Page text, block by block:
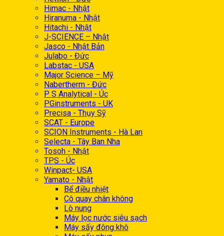
Himac - Nhật
Hiranuma - Nhật
Hitachi - Nhật
J-SCIENCE – Nhật
Jasco - Nhật Bản
Julabo - Đức
Labstac - USA
Major Science – Mỹ
Nabertherm - Đức
P S Analytical - Úc
PGinstruments - UK
Precisa - Thụy Sỹ
SCAT - Europe
SCION Instruments - Hà Lan
Selecta - Tây Ban Nha
Tosoh - Nhật
TPS - Úc
Winpact- USA
Yamato - Nhật
Bể điều nhiệt
Cô quay chân không
Lò nung
Máy lọc nước siêu sạch
Máy sấy đông khô